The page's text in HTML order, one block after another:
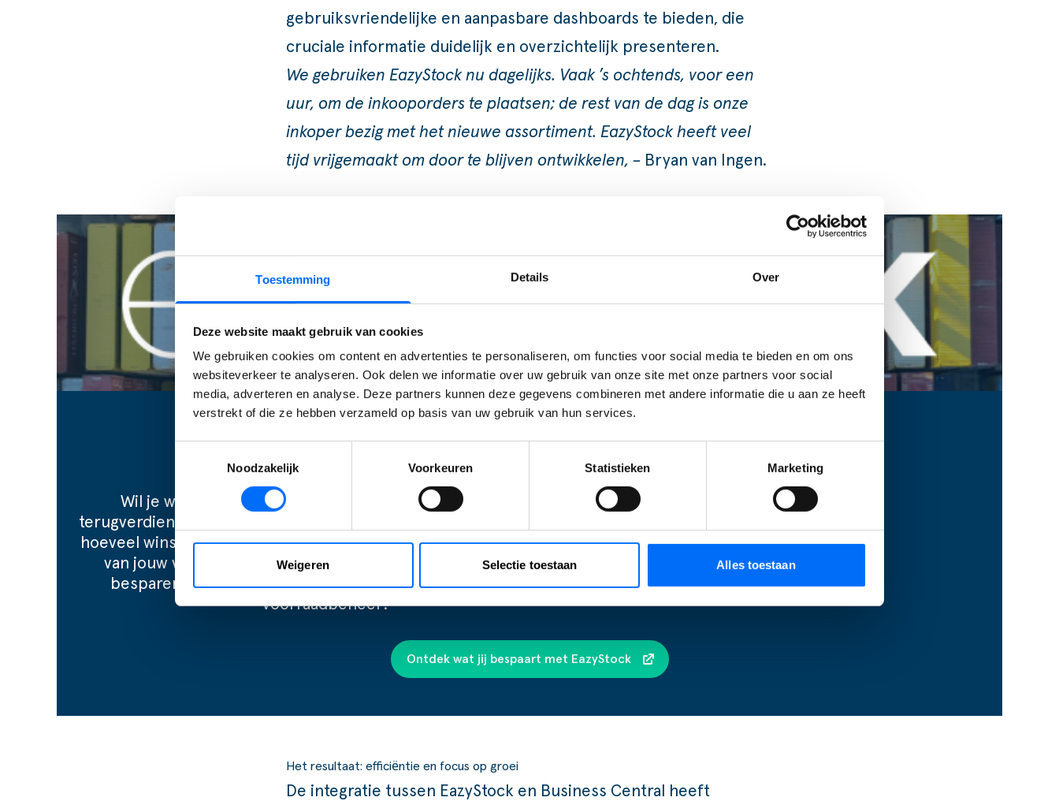
Toestemming Details Over
Deze website maakt gebruik van cookies
We gebruiken cookies om content en advertenties te personaliseren, om functies voor social media te bieden en om ons
websiteverkeer te analyseren. Ook delen we informatie over uw gebruik van onze site met onze partners voor social
media, adverteren en analyse. Deze partners kunnen deze gegevens combineren met andere informatie die u aan ze heeft
verstrekt of die ze hebben verzameld op basis van uw gebruik van hun services.
Noodzakelijk
Voorkeuren Statistieken Marketing
Weigeren Selectie toestaan Alles toestaan
gebruiksvriendelijke en aanpasbare dashboards te bieden, die
cruciale informatie duidelijk en overzichtelijk presenteren.
We gebruiken EazyStock nu dagelijks. Vaak ’s ochtends, voor een
uur, om de inkooporders te plaatsen; de rest van de dag is onze
inkoper bezig met het nieuwe assortiment. EazyStock heeft veel
tijd vrijgemaakt om door te blijven ontwikkelen, – Bryan van Ingen.
BEREKEN JE BESPARING MET EAZYSTOCK
Wil je weten hoe snel je je investering in EazyStock kunt
terugverdienen? Gebruik de EazyStock-calculator en ontdek direct
hoeveel winst je kunt behalen! Pas de schuifregelaars aan op basis
van jouw voorraad en laat de tool berekenen hoeveel je kunt
besparen met EazyStock. Zet de eerste stap naar optimaal
voorraadbeheer!
Ontdek wat jij bespaart met EazyStock
Het resultaat: efficiëntie en focus op groei
De integratie tussen EazyStock en Business Central heeft